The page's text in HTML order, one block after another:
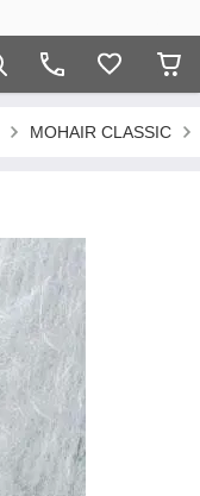
MOHAIR CLASSIC